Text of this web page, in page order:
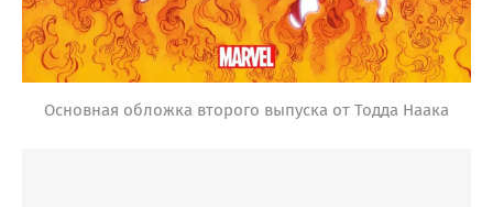
Основная обложка второго выпуска от Тодда Наака